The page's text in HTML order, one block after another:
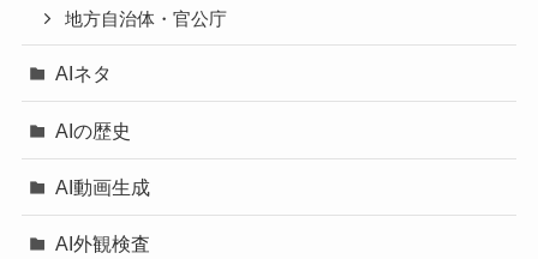
地方自治体・官公庁
AIネタ
AIの歴史
AI動画生成
AI外観検査